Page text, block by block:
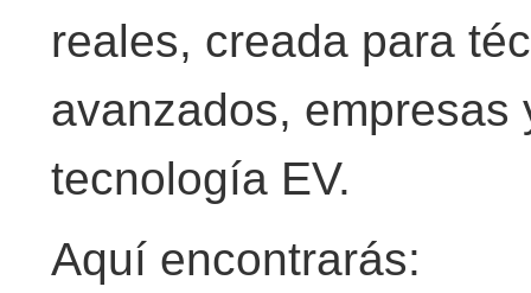
reales, creada para
avanzados, empresas
tecnología EV.
Aquí encontrarás: